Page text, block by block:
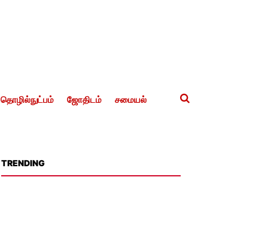
தொழில்நுட்பம் ஜோதிடம் சமையல்
TRENDING